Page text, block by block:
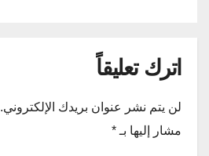
اترك تعليقاً
لن يتم نشر عنوان بريدك الإلكتروني.
مشار إليها بـ *